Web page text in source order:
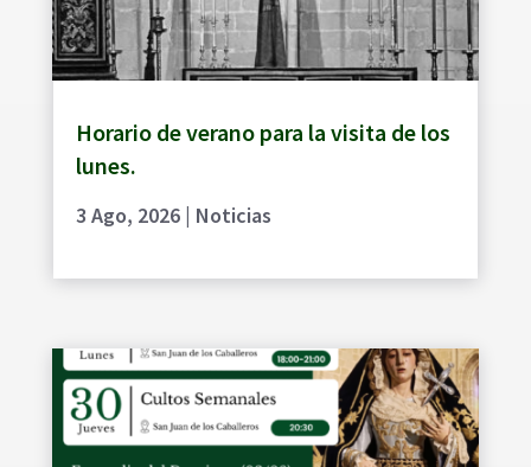
Horario de verano para la visita de los
lunes.
3 Ago, 2026| Noticias